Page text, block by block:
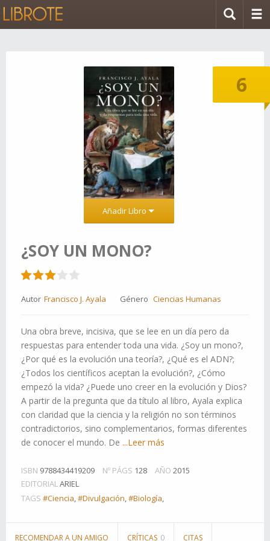
6
Añadir Libro
¿SOY UN MONO?
Autor Francisco J. Ayala Género Ciencias Humanas
Una obra breve, incisiva, que se lee en un día pero da
respuestas para entender toda una vida. ¿Soy un mono?,
¿Por qué es la evolución una teoría?, ¿Qué es el ADN?;
¿Todos los científicos aceptan la evolución?, ¿Cómo
empezó la vida? ¿Puede uno creer en la evolución y Dios?
A partir de la pregunta que da título al libro, Ayala explica
con claridad que la ciencia y la religión no son términos
contradictorios, sino complementarios, formas diferentes
de conocer el mundo. De ...Leer más
ISBN 9788434419209 Nº PÁGS 128 AÑO 2015
EDITORIALARIEL
TAGS #Ciencia,#Divulgación,#Biología,
RECOMENDAR A UN AMIGO CRÍTICAS 0 CITAS